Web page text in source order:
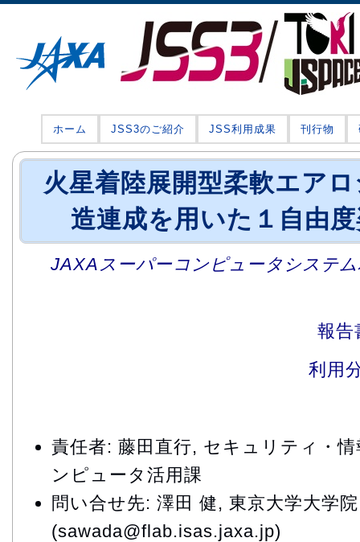
ホーム JSS3のご紹介 JSS利用成果 刊行物
火星着陸展開型柔軟エア
造連成を用いた１自由
JAXAスーパーコンピュータシステ
報告
利用
責任者: 藤田直行, セキュリティ・
ンピュータ活用課
問い合せ先: 澤田 健, 東京大学大学院
(sawada@flab.isas.jaxa.jp)